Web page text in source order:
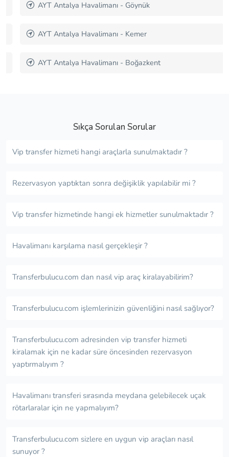
AYT Antalya Havalimanı - Göynük
AYT Antalya Havalimanı - Kemer
AYT Antalya Havalimanı - Boğazkent
Sıkça Sorulan Sorular
Vip transfer hizmeti hangi araçlarla sunulmaktadır ?
Rezervasyon yaptıktan sonra değişiklik yapılabilir mi ?
Vip transfer hizmetinde hangi ek hizmetler sunulmaktadır ?
Havalimanı karşılama nasıl gerçekleşir ?
Transferbulucu.com dan nasıl vip araç kiralayabilirim?
Transferbulucu.com işlemlerinizin güvenliğini nasıl sağlıyor?
Transferbulucu.com adresinden vip transfer hizmeti
kiralamak için ne kadar süre öncesinden rezervasyon
yaptırmalıyım ?
Havalimanı transferi sırasında meydana gelebilecek uçak
rötarlaralar için ne yapmalıyım?
Transferbulucu.com sizlere en uygun vip araçları nasıl
sunuyor ?